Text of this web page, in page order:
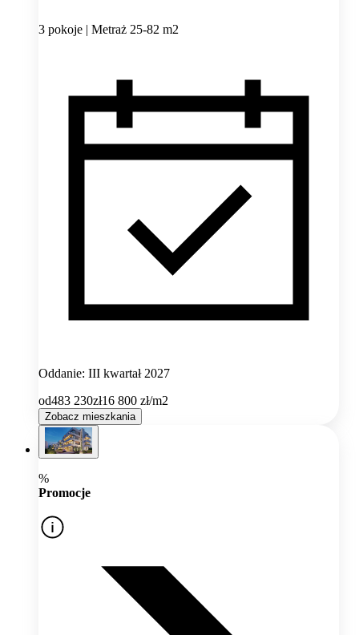
3 pokoje | Metraż 25-82 m2
Oddanie: III kwartał 2027
od483 230zł16 800 zł/m2
Zobacz mieszkania
%
Promocje